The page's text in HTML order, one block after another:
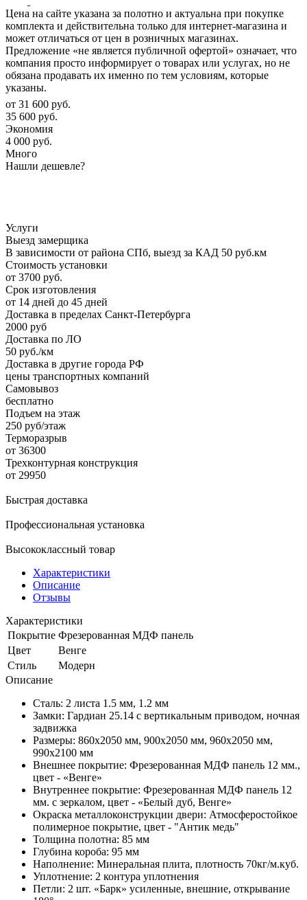
Цена на сайте указана за полотно и актуальна при покупке
комплекта и действительна только для интернет-магазина и
может отличаться от цен в розничных магазинах.
Предложение «не является публичной офертой» означает, что
компания просто информирует о товарах или услугах, но не
обязана продавать их именно по тем условиям, которые
указаны.
от 31 600 руб.
35 600 руб.
Экономия
4 000 руб.
Много
Нашли дешевле?
Услуги
Выезд замерщика
В зависимости от района СПб, выезд за КАД 50 руб.км
Стоимость установки
от 3700 руб.
Срок изготовления
от 14 дней до 45 дней
Доставка в пределах Санкт-Петербурга
2000 руб
Доставка по ЛО
50 руб./км
Доставка в другие города РФ
цены транспортных компаний
Самовывоз
бесплатно
Подъем на этаж
250 руб/этаж
Терморазрыв
от 36300
Трехконтурная конструкция
от 29950
Быстрая доставка
Профессиональная установка
Высококлассный товар
Характеристики
Описание
Отзывы
Характеристики
Покрытие Фрезерованная МДФ панель
Цвет
Венге
Стиль
Модерн
Описание
Сталь: 2 листа 1.5 мм, 1.2 мм
Замки: Гардиан 25.14 с вертикальным приводом, ночная
задвижка
Размеры: 860х2050 мм, 900х2050 мм, 960х2050 мм,
990х2100 мм
Внешнее покрытие: Фрезерованная МДФ панель 12 мм.,
цвет - «Венге»
Внутреннеe покрытие: Фрезерованная МДФ панель 12
мм. с зеркалом, цвет - «Белый дуб, Венге»
Окраска металлоконструкции двери: Атмосферостойкое
полимерное покрытие, цвет - "Антик медь"
Толщина полотна: 85 мм
Глубина короба: 95 мм
Наполнение: Минеральная плита, плотность 70кг/м.куб.
Уплотнение: 2 контура уплотнения
Петли: 2 шт. «Барк» усиленные, внешние, открывание